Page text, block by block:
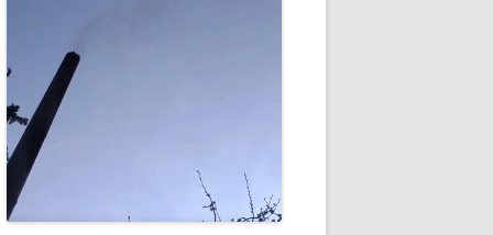
FOTOWOLTAICE –
TKWI
ROZLICZENIA